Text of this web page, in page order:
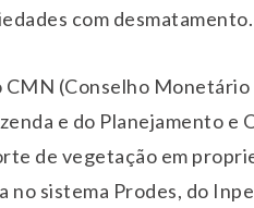
com desmatamento.
CMN (Conselho
e do Planejamento e
de vegetação em
no sistema Prodes, do